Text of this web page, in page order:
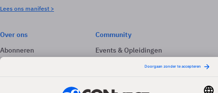
Lees ons manifest >
Over ons
Abonneren
Adverteren
Community
Events & Opleidingen